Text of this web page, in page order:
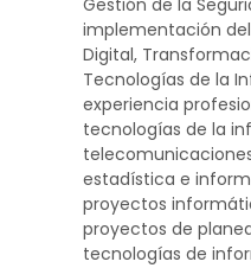
Gestión de la
implementación
Digital,
Tecnologías de la
experiencia
tecnologías de la
estadística e
proyectos
proyectos de
tecnologías de